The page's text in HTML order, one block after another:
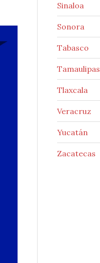
Sinaloa
Sonora
Tabasco
Tamaulipas
Tlaxcala
Veracruz
Yucatán
Zacatecas